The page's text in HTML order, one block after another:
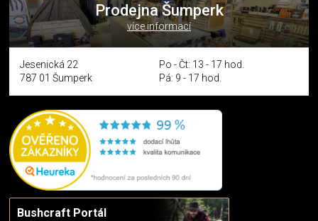
Prodejna Šumperk
více informací
Jesenická 22
787 01 Šumperk
Po - Čt: 13 - 17 hod.
Pá: 9 - 17 hod.
Bushcraft Portál